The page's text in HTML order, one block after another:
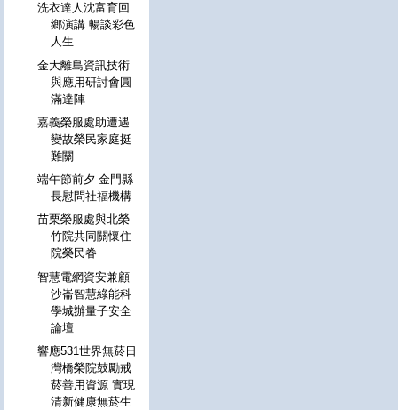
洗衣達人沈富育回
鄉演講 暢談彩色
人生
金大離島資訊技術
與應用研討會圓
滿達陣
嘉義榮服處助遭遇
變故榮民家庭挺
難關
端午節前夕 金門縣
長慰問社福機構
苗栗榮服處與北榮
竹院共同關懷住
院榮民眷
智慧電網資安兼顧
沙崙智慧綠能科
學城辦量子安全
論壇
響應531世界無菸日
灣橋榮院鼓勵戒
菸善用資源 實現
清新健康無菸生